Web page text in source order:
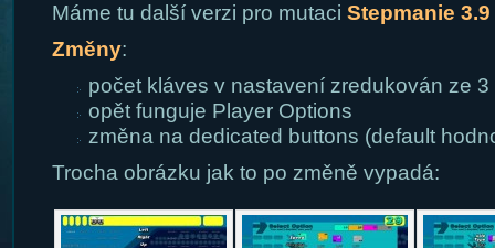
Máme tu další verzi pro mutaci Stepmanie
Změny:
počet kláves v nastavení zredukován ze
opět funguje Player Options
změna na dedicated buttons (default
Trocha obrázku jak to po změně vypadá: